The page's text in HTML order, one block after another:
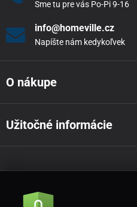
Sme tu pre vás Po-Pi 9-16
info@homeville.cz
Napíšte nám kedykoľvek
O nákupe
Užitočné informácie
Akcie a novinky e-mailom